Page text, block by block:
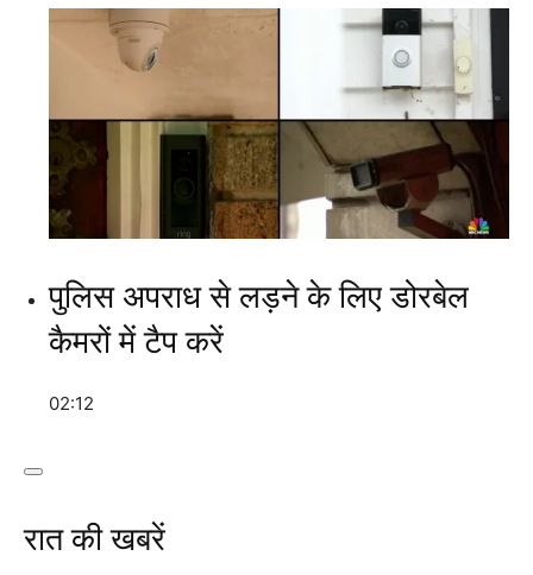
पुलिस अपराध से लड़ने के लिए डोरबेल
कैमरों में टैप करें
02:12
रात की खबरें